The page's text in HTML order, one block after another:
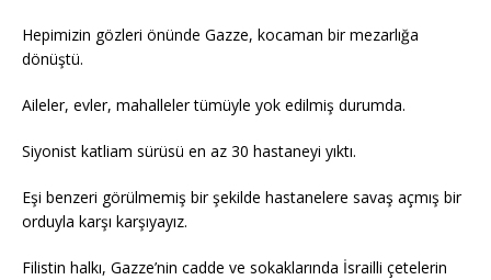
Hepimizin gözleri önünde Gazze, kocaman bir mezarlığa
dönüştü.
Aileler, evler, mahalleler tümüyle yok edilmiş durumda.
Siyonist katliam sürüsü en az 30 hastaneyi yıktı.
Eşi benzeri görülmemiş bir şekilde hastanelere savaş açmış bir
orduyla karşı karşıyayız.
Filistin halkı, Gazze’nin cadde ve sokaklarında İsrailli çetelerin